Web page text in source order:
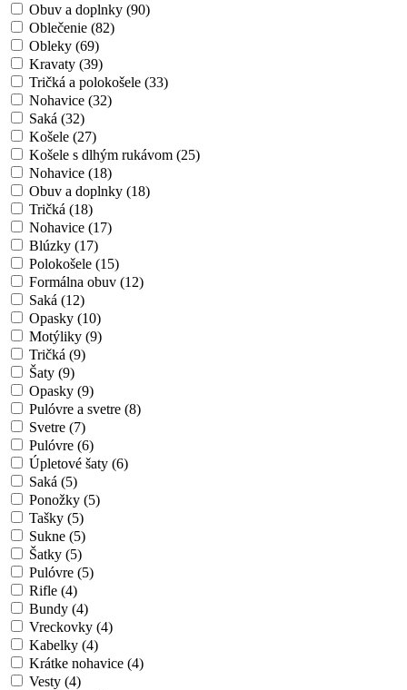
Obuv a doplnky (90)
Oblečenie (82)
Obleky (69)
Kravaty (39)
Tričká a polokošele (33)
Nohavice (32)
Saká (32)
Košele (27)
Košele s dlhým rukávom (25)
Nohavice (18)
Obuv a doplnky (18)
Tričká (18)
Nohavice (17)
Blúzky (17)
Polokošele (15)
Formálna obuv (12)
Saká (12)
Opasky (10)
Motýliky (9)
Tričká (9)
Šaty (9)
Opasky (9)
Pulóvre a svetre (8)
Svetre (7)
Pulóvre (6)
Úpletové šaty (6)
Saká (5)
Ponožky (5)
Tašky (5)
Sukne (5)
Šatky (5)
Pulóvre (5)
Rifle (4)
Bundy (4)
Vreckovky (4)
Kabelky (4)
Krátke nohavice (4)
Vesty (4)